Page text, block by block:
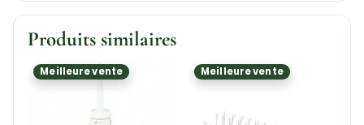
Produits similaires
Meilleure vente Meilleure vente